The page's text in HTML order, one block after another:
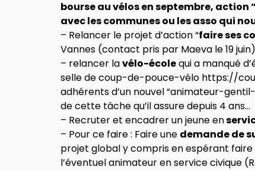
bourse au vélos en septembre,
avec les communes ou les asso qui
– Relancer le projet d’action “faire ses
Vannes (contact pris par Maeva le 19 juin)
– relancer lavélo-écolequi a manqué
selle de coup-de-pouce-vélo https://
adhérents d’un nouvel “animateur-
de cette tâche qu’il assure depuis 4 ans…
– Recruter et encadrer un jeune en
– Pour ce faire : Faire une demande de
projet global y compris en espérant
l’éventuel animateur en service civique